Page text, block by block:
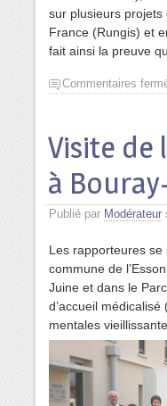
sur plusieurs projets
France (Rungis) et
fait ainsi la preuve
Commentaires
Visite de
à
Publié par Modérateur
Les rapporteures
commune de
Juine et dans le
d’accueil
mentales